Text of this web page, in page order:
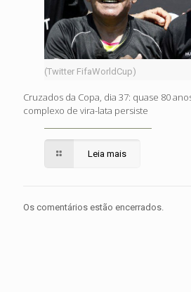
(Twitter FifaWorldCup)
Cruzados da Copa, dia 37: quase 80
complexo de vira-lata persiste
Leia mais
Os comentários estão encerrados.